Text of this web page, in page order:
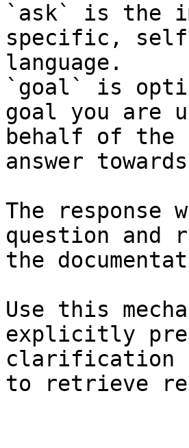
`ask` is the
specific,
language.
`goal` is
goal you are
behalf of
answer
The
question and
the
Use this
explicitly
clarification